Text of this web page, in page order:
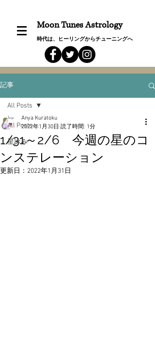
Moon Tunes Astrology
時代は、ヒーリングからチューニングへ
記事
All Posts
星詠み
All Posts
1/31～2/6 今週の星のコ
ンステレーション
Anya Kuratoku
2022年1月30日 読了時間: 1分
更新日： 2022年1月31日